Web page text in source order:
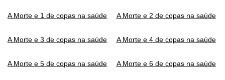
A Morte e 1 de copas na saúde A Morte e 2 de copas na saúde
A Morte e 3 de copas na saúde A Morte e 4 de copas na saúde
A Morte e 5 de copas na saúde A Morte e 6 de copas na saúde